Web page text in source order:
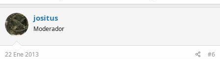
jositus
Moderador
22 Ene 2013 #6